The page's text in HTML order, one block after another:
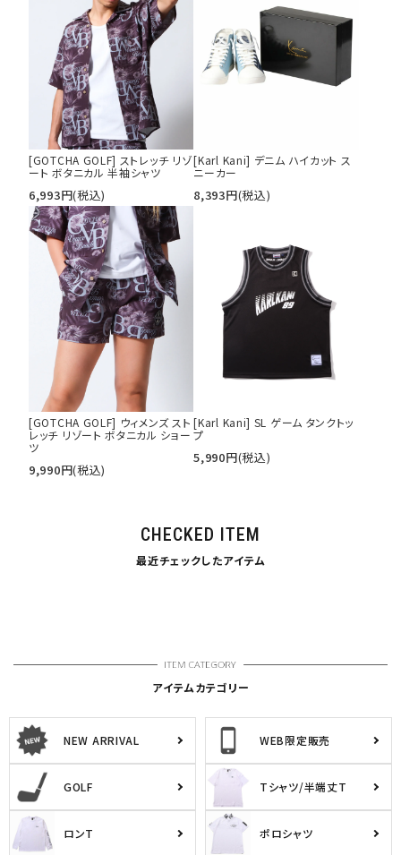
[GOTCHA GOLF] ストレッチ リゾ
ート ボタニカル 半袖シャツ
6,993円(税込)
[Karl Kani] デニム ハイカット ス
ニーカー
8,393円(税込)
[GOTCHA GOLF] ウィメンズ スト
レッチ リゾート ボタニカル ショー
ツ
9,990円(税込)
[Karl Kani] SL ゲーム タンクトッ
プ
5,990円(税込)
CHECKED ITEM
最近チェックしたアイテム
アイテムカテゴリー
NEW ARRIVAL WEB限定販売
GOLF Tシャツ/半端丈T
ロンT ポロシャツ